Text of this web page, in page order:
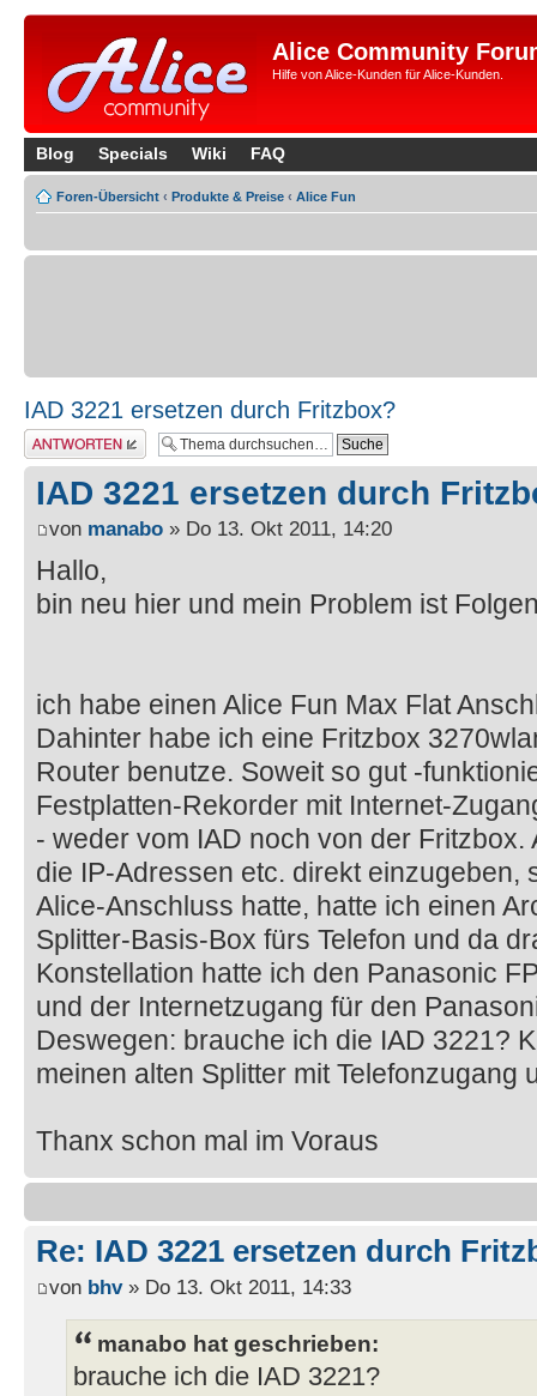
Alice Community
Hilfe von Alice-Kunden für Alice-Kunden.
Blog Specials Wiki FAQ
Foren-Übersicht ‹ Produkte & Preise ‹ Alice Fun
IAD 3221 ersetzen durch Fritzbox?
Antwort erstellen
IAD 3221 ersetzen durch
von manabo » Do 13. Okt 2011, 14:20
Hallo,
bin neu hier und mein Problem ist
ich habe einen Alice Fun Max Flat
Dahinter habe ich eine Fritzbox
Router benutze. Soweit so gut -
Festplatten-Rekorder mit Internet-
- weder vom IAD noch von der
die IP-Adressen etc. direkt einzugeben,
Alice-Anschluss hatte, hatte ich einen
Splitter-Basis-Box fürs Telefon und da
Konstellation hatte ich den Panasonic
und der Internetzugang für den
Deswegen: brauche ich die IAD 3221?
meinen alten Splitter mit Telefonzugang
Thanx schon mal im Voraus
Re: IAD 3221 ersetzen durch
von bhv» Do 13. Okt 2011, 14:33
manabo hat geschrieben:
brauche ich die IAD 3221?